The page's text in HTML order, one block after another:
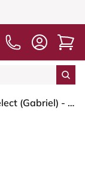
HÅG Capisco 8106 - Select (Gabriel) - Wolle / Polyamid - SC60999 - Black - Silber - 265 mm (Sitzhöhe 53-79cm) - Bodengleiter